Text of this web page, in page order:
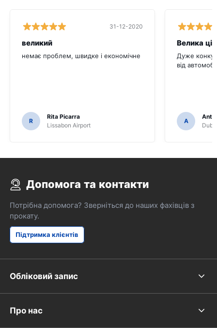
31-12-2020
великий
немає проблем, швидке і економічне
R
Rita Picarra
Lissabon Airport
Велика
Дуже
від
A
Допомога та контакти
Потрібна допомога? Зверніться до наших фахівців з
прокату.
Підтримка клієнтів
Обліковий запис
Про нас